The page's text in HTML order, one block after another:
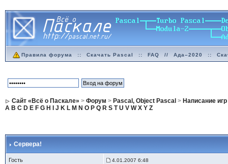
Правила форума :: Скачать Pascal :: FAQ // Ада–2020 ::
Сайт «Всё о Паскале» > Форум > Pascal, Object Pascal > Написание игр
A B C D E F G H J K L M N O P Q R S T U V W X Y Z
Сервера!
Гость 4.01.2007 6:48